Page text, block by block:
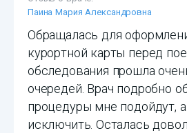
Паина Мария Александровна
Обращалась для
курортной карты перед
обследования прошла
очередей. Врач подробно
процедуры мне подойдут,
исключить. Осталась